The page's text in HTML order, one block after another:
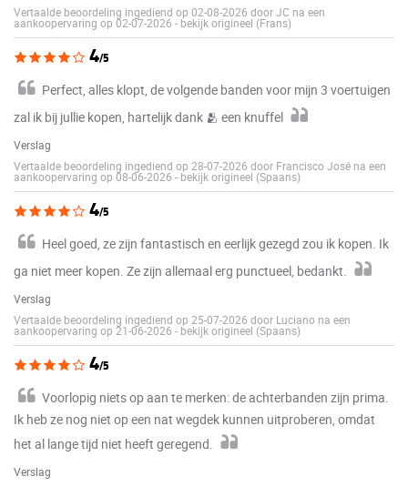
Vertaalde beoordeling ingediend op 02-08-2026 door JC na een
aankoopervaring op 02-07-2026 - bekijk origineel (Frans)
4/5
Perfect, alles klopt, de volgende banden voor mijn 3 voertuigen
zal ik bij jullie kopen, hartelijk dank 🫂 een knuffel
Verslag
Vertaalde beoordeling ingediend op 28-07-2026 door Francisco José na een
aankoopervaring op 08-06-2026 - bekijk origineel (Spaans)
4/5
Heel goed, ze zijn fantastisch en eerlijk gezegd zou ik kopen. Ik
ga niet meer kopen. Ze zijn allemaal erg punctueel, bedankt.
Verslag
Vertaalde beoordeling ingediend op 25-07-2026 door Luciano na een
aankoopervaring op 21-06-2026 - bekijk origineel (Spaans)
4/5
Voorlopig niets op aan te merken: de achterbanden zijn prima.
Ik heb ze nog niet op een nat wegdek kunnen uitproberen, omdat
het al lange tijd niet heeft geregend.
Verslag